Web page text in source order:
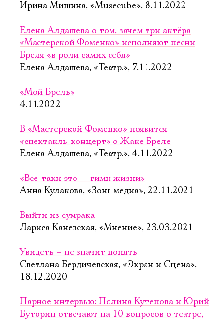
Ирина Мишина, «Musecube», 8.11.2022
Елена Алдашева о том, зачем три актёра
«Мастерской Фоменко» исполняют песни
Бреля «в роли самих себя»
Елена Алдашева, «Театр.», 7.11.2022
«Мой Брель»
4.11.2022
В «Мастерской Фоменко» появится
«спектакль-концерт» о Жаке Бреле
Елена Алдашева, «Театр.», 4.11.2022
«Все-таки это — гимн жизни»
Анна Кулакова, «Зонг медиа», 22.11.2021
Выйти из сумрака
Лариса Каневская, «Мнение», 23.03.2021
Увидеть – не значит понять
Светлана Бердичевская, «Экран и Сцена»,
18.12.2020
Парное интервью: Полина Кутепова и Юрий
Буторин отвечают на 10 вопросов о театре,